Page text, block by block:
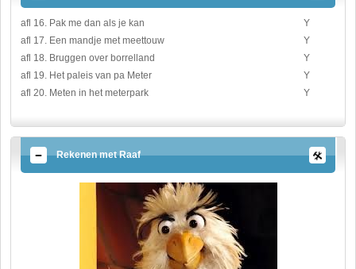
afl 16. Pak me dan als je kan
Y
afl 17. Een mandje met meettouw
Y
afl 18. Bruggen over borrelland
Y
afl 19. Het paleis van pa Meter
Y
afl 20. Meten in het meterpark
Y
Rekenen met Raaf